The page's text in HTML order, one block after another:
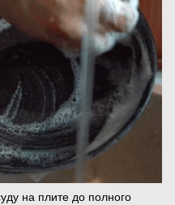
на плите до полного